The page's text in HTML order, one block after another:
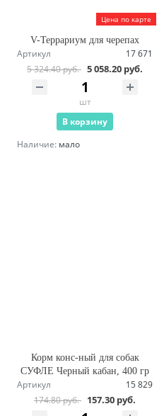
Цена по карте
V-Террариум для черепах
Артикул
17 671
5 324.40 руб. 5 058.20 руб.
шт
В корзину
Наличие: мало
Корм конс-ный для собак
СУФЛЕ Черный кабан, 400 гр
Артикул
15 829
174.80 руб. 157.30 руб.